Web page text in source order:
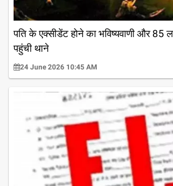
पति के एक्सीडेंट होने का भविष्यवाणी और 85
पहुंची थाने
24 June 2026 10:45 AM